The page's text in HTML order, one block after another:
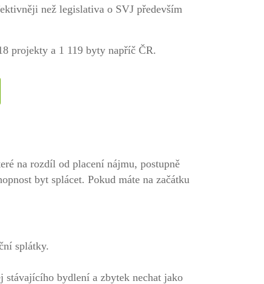
než legislativa o SVJ především
projekty a 1 119 byty napříč ČR.
na rozdíl od placení nájmu, postupně
byt splácet. Pokud máte na začátku
splátky.
stávajícího bydlení a zbytek nechat jako